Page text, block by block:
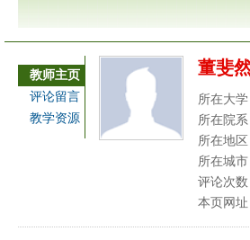
教师主页
评论留言
教学资源
董斐
所在大学
所在院系
所在地区
所在城市
评论次数
本页网址